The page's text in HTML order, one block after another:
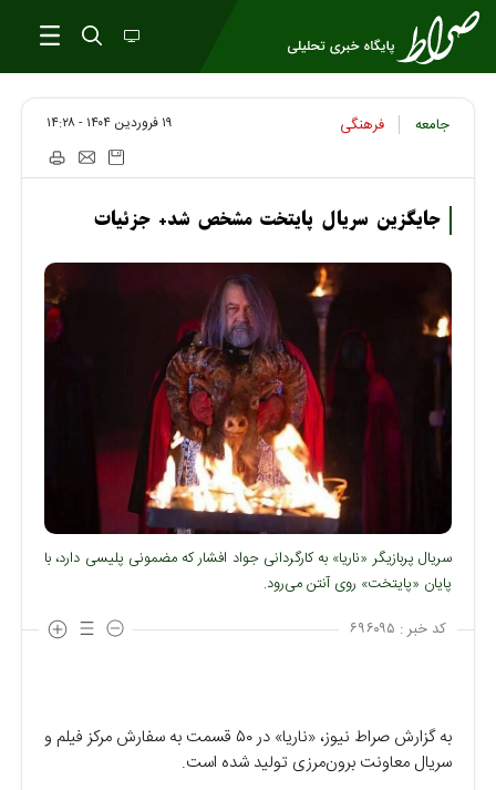
جامعه فرهنگی ۱۹ فروردين ۱۴۰۴ - ۱۴:۲۸
جایگزین سریال پایتخت مشخص شد+ جزئیات
سریال پربازیگر «ناریا» به کارگردانی جواد افشار که مضمونی پلیسی دارد، با
پایان «پایتخت» روی آنتن می‌رود.
کد خبر : ۶۹۶۰۹۵
به گزارش صراط نیوز، «ناریا» در ۵۰ قسمت به سفارش مرکز فیلم و
سریال معاونت برون‌مرزی تولید شده است.